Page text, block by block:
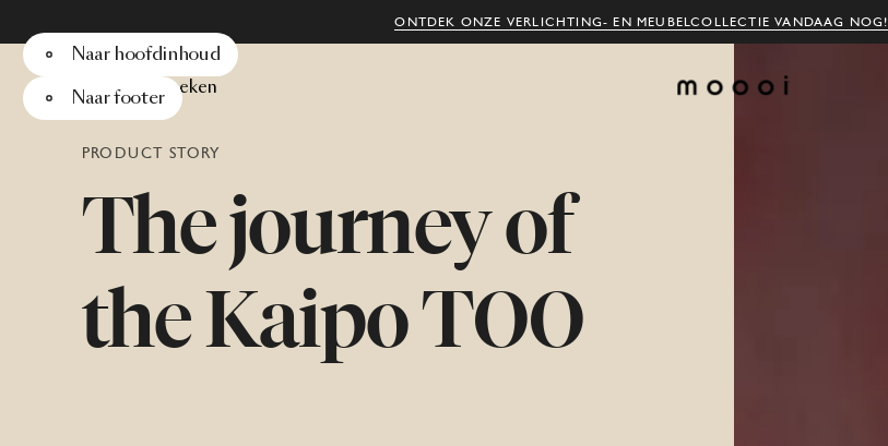
ONTDEK ONZE VERLICHTING- EN MEUBELCOLLECTIE VANDAAG NOG!
Naar hoofdinhoud
Naar footer
Menu Zoeken
Thejourneyof
theKaipoTOO
PRODUCT STORY